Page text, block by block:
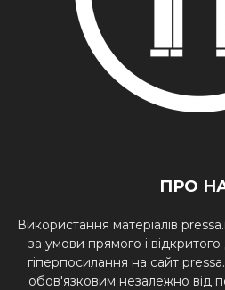
ПРО
Використання матеріалів
за умови прямого і
гіперпосилання на сайт
обов'язковим незалежно від